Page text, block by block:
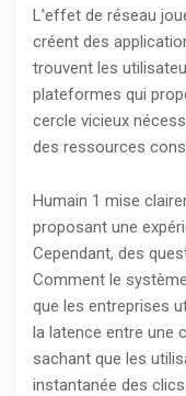
L’effet de réseau
créent des
trouvent les
plateformes qui
cercle vicieux
des ressources
Humain 1 mise
proposant une
Cependant, des
Comment le
que les entreprises
la latence entre une
sachant que les
instantanée des